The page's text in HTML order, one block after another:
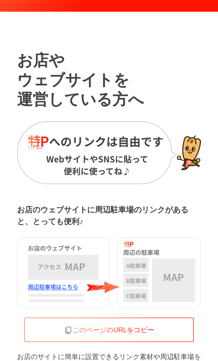
お店や
ウェブサイトを
運営している方へ
お店のウェブサイトに周辺駐車場のリンクがある
と、とっても便利♪
このページのURLをコピー
お店のサイトに簡単に設置できるリンク素材や周辺駐車場を